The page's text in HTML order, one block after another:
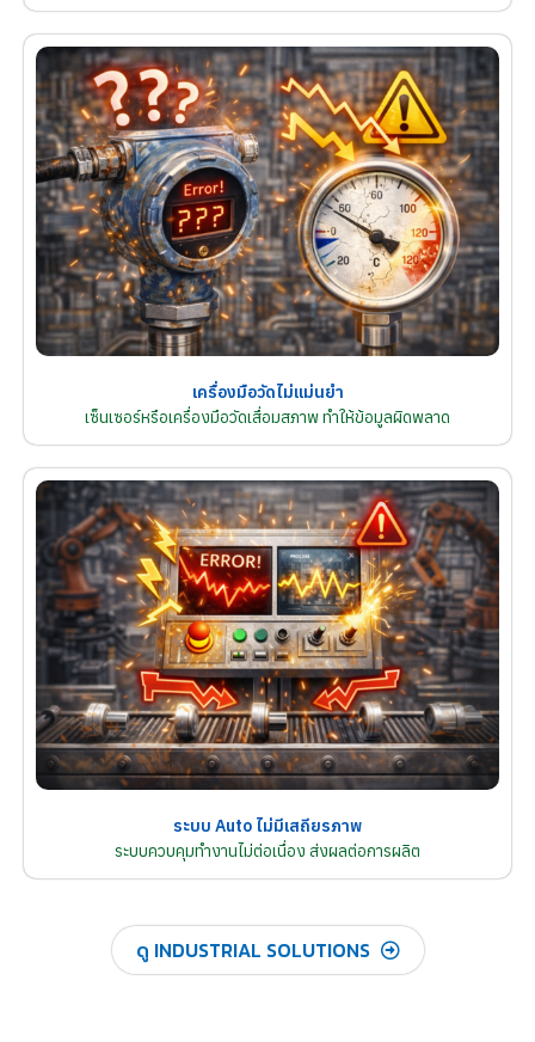
เครื่องมือวัดไม่แม่นยำ
เซ็นเซอร์หรือเครื่องมือวัดเสื่อมสภาพ ทำให้ข้อมูลผิดพลาด
ระบบ Auto ไม่มีเสถียรภาพ
ระบบควบคุมทำงานไม่ต่อเนื่อง ส่งผลต่อการผลิต
ดู INDUSTRIAL SOLUTIONS